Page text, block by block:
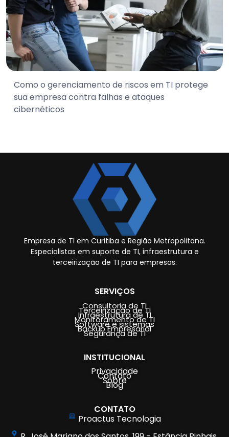
Como o gerenciamento de riscos em TI protege
sua empresa contra falhas e ataques
cibernéticos
Empresa de TI em Curitiba e Região Metropolitana.
Especialistas em suporte de TI, infraestrutura e
terceirização de TI para empresas.
SERVIÇOS
Consultoria de TI
Terceirização de TI
Infraestrutura de TI
Monitoramento de TI
Software e sistemas
Backup Empresarial
Segurança de TI
INSTITUCIONAL
Privacidade
Contato
Sobre
Blog
CONTATO
Proactus Tecnologia